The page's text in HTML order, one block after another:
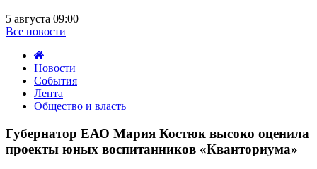
5 августа 09:00
Все новости
Новости
События
Лента
Общество и власть
ЕАО
Мария
Костюк
Губернатор ЕАО Мария Костюк высоко оценила
проекты юных воспитанников «Кванториума»